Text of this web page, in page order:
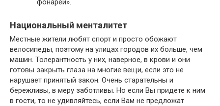
фонарей».
Национальный менталитет
Местные жители любят спорт и просто обожают
велосипеды, поэтому на улицах городов их больше, чем
машин. Толерантность у них, наверное, в крови и они
готовы закрыть глаза на многие вещи, если это не
нарушает принятый закон. Очень старательны и
бережливы, в меру заботливы. Но если Вы придете к ним
в гости, то не удивляйтесь, если Вам не предложат